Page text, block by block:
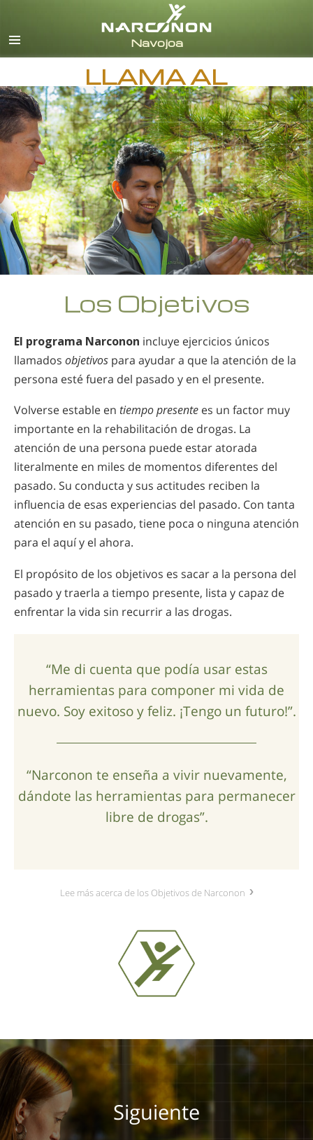
Español
Todas las Regiones/Idiomas
LLAMA AL
Los Objetivos
El programa Narconon incluye ejercicios únicos
llamados objetivos para ayudar a que la atención de la
persona esté fuera del pasado y en el presente.
Volverse estable en tiempo presente es un factor muy
importante en la rehabilitación de drogas. La
atención de una persona puede estar atorada
literalmente en miles de momentos diferentes del
pasado. Su conducta y sus actitudes reciben la
influencia de esas experiencias del pasado. Con tanta
atención en su pasado, tiene poca o ninguna atención
para el aquí y el ahora.
El propósito de los objetivos es sacar a la persona del
pasado y traerla a tiempo presente, lista y capaz de
enfrentar la vida sin recurrir a las drogas.
“Me di cuenta que podía usar estas
herramientas para componer mi vida de
nuevo. Soy exitoso y feliz. ¡Tengo un futuro!”.
“Narconon te enseña a vivir nuevamente,
dándote las herramientas para permanecer
libre de drogas”.
Lee más acerca de los Objetivos de Narconon
Siguiente